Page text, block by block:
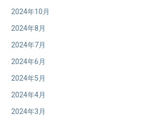
2024年10月
2024年8月
2024年7月
2024年6月
2024年5月
2024年4月
2024年3月